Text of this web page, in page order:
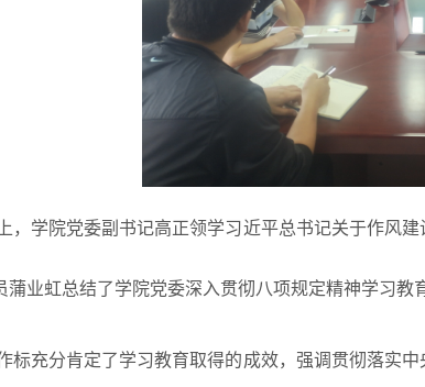
，学院党委副书记高正领学习近平总书记关于作风
蒲业虹总结了学院党委深入贯彻八项规定精神学习教
标充分肯定了学习教育取得的成效，强调贯彻落实